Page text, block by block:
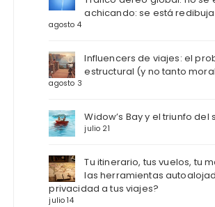
achicando: se está
agosto 4
Influencers de viajes: el
estructural (y no tanto
agosto 3
Widow’s Bay y el triunfo del
julio 21
Tu itinerario, tus vuelos, tu
las herramientas
privacidad a tus viajes?
julio 14